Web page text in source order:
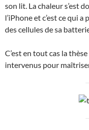
son lit. La chaleur s’est
l’iPhone et c’est ce qui
des cellules de sa
C’est en tout cas la
intervenus pour